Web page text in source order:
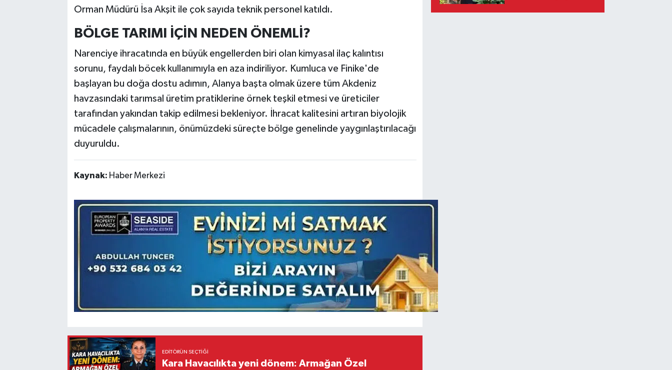
Orman Müdürü İsa Akşit ile çok sayıda teknik personel katıldı.
BÖLGE TARIMI İÇİN NEDEN ÖNEMLİ?
Narenciye ihracatında en büyük engellerden biri olan kimyasal ilaç kalıntısı
sorunu, faydalı böcek kullanımıyla en aza indiriliyor. Kumluca ve Finike'de
başlayan bu doğa dostu adımın, Alanya başta olmak üzere tüm Akdeniz
havzasındaki tarımsal üretim pratiklerine örnek teşkil etmesi ve üreticiler
tarafından yakından takip edilmesi bekleniyor. İhracat kalitesini artıran biyolojik
mücadele çalışmalarının, önümüzdeki süreçte bölge genelinde yaygınlaştırılacağı
duyuruldu.
Kaynak: Haber Merkezi
EDITÖRÜN SEÇTIĞI
Kara Havacılıkta yeni dönem: Armağan Özel